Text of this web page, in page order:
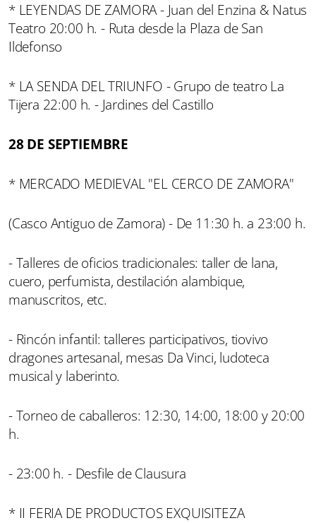
* LEYENDAS DE ZAMORA - Juan del Enzina & Natus
Teatro 20:00 h. - Ruta desde la Plaza de San
Ildefonso
* LA SENDA DEL TRIUNFO - Grupo de teatro La
Tijera 22:00 h. - Jardines del Castillo
28 DE SEPTIEMBRE
* MERCADO MEDIEVAL "EL CERCO DE ZAMORA"
(Casco Antiguo de Zamora) - De 11:30 h. a 23:00 h.
- Talleres de oficios tradicionales: taller de lana,
cuero, perfumista, destilación alambique,
manuscritos, etc.
- Rincón infantil: talleres participativos, tiovivo
dragones artesanal, mesas Da Vinci, ludoteca
musical y laberinto.
- Torneo de caballeros: 12:30, 14:00, 18:00 y 20:00
h.
- 23:00 h. - Desfile de Clausura
* II FERIA DE PRODUCTOS EXQUISITEZA